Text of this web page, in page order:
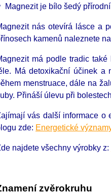
Magnezit je bílo šedý
nás otevírá lásce a
kamenů naleznete
má podle tradic
Má detoxikační účinek a
menstruace, dále na
Přináší úlevu při
vás další informace o
zde: Energetické
najdete všechny výrobky z:
zvěrokruhu